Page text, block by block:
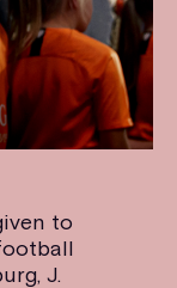
to
J.